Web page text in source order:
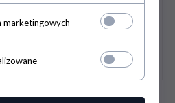
marketingowych